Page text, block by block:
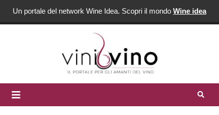
Un portale del network Wine Idea. Scopri il mondo Wine idea